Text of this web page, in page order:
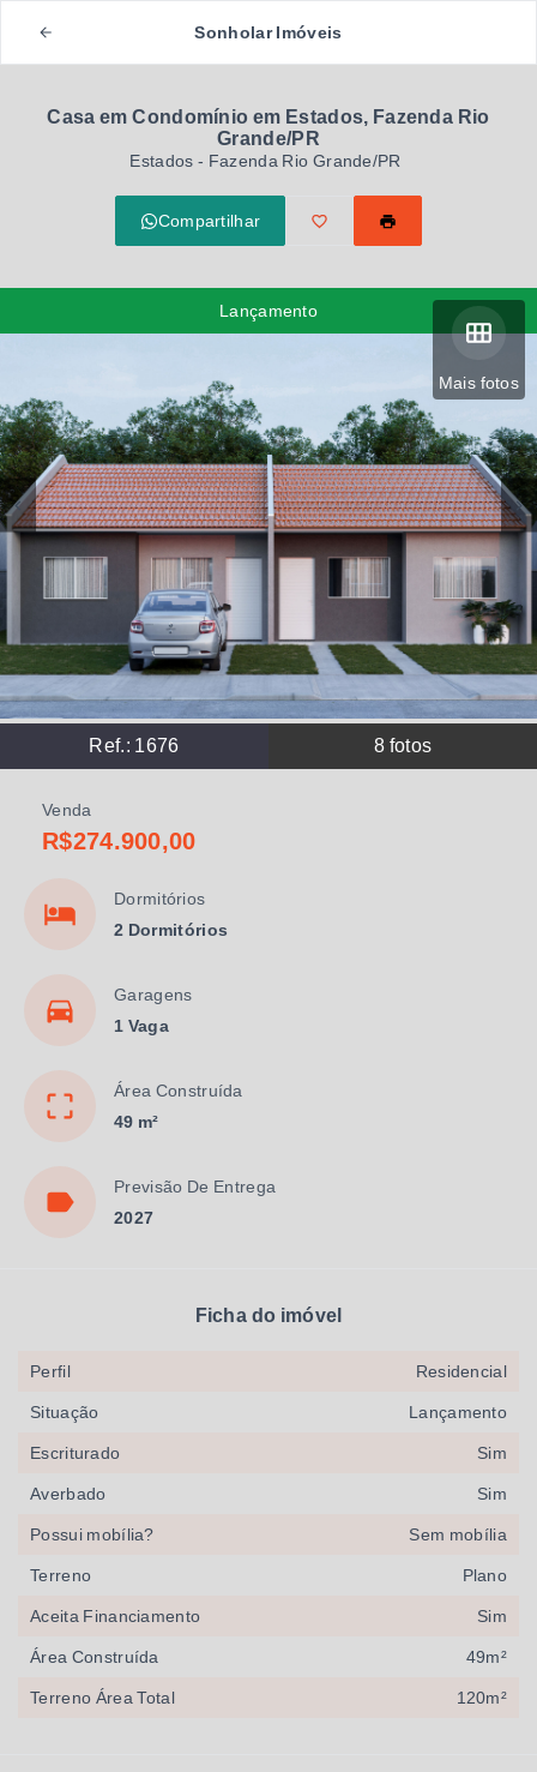
Sonholar Imóveis
Casa em Condomínio em Estados, Fazenda Rio
Grande/PR
Estados - Fazenda Rio Grande/PR
Compartilhar
Mais fotos
Ref.: 1676 8 fotos
Lançamento
Venda
R$274.900,00
Dormitórios
2 Dormitórios
Garagens
1 Vaga
Área Construída
49 m²
Previsão De Entrega
2027
Ficha do imóvel
Perfil Residencial
Situação Lançamento
Escriturado Sim
Averbado Sim
Possui mobília? Sem mobília
Terreno Plano
Aceita Financiamento Sim
Área Construída 49m²
Terreno Área Total 120m²